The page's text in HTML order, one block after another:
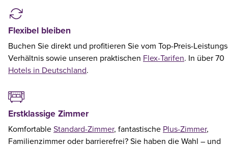
Flexibel bleiben
Buchen Sie direkt und profitieren Sie vom Top-Preis-
Verhältnis sowie unseren praktischen Flex-Tarifen. In über 70
Hotels in Deutschland.
Erstklassige Zimmer
Komfortable Standard-Zimmer, fantastische Plus-Zimmer,
Familienzimmer oder barrierefrei? Sie haben die Wahl – und